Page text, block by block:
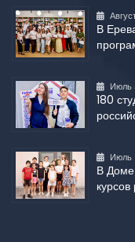
В
Июль
180
Июль
В Доме
курсов